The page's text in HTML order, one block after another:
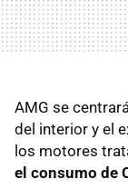
AMG se
del interior y el
los motores
el consumo de